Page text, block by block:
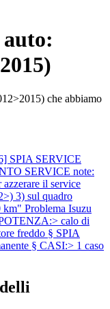
che abbiamo
SPIA SERVICE
SERVICE note:
il service
3) sul quadro
km" Problema Isuzu
calo di
freddo § SPIA
§ CASI:> 1 caso